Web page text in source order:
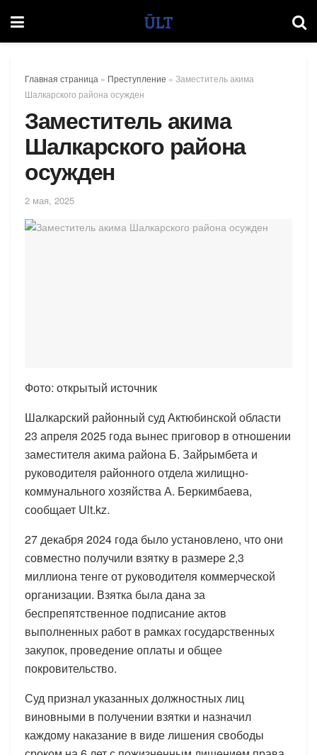
Главная страница » Преступление » Заместитель акима
Шалкарского района осужден
Заместитель акима
Шалкарского района
осужден
2 мая, 2025
Фото: открытый источник
Шалкарский районный суд Актюбинской области
23 апреля 2025 года вынес приговор в отношении
заместителя акима района Б. Зайрымбета и
руководителя районного отдела жилищно-
коммунального хозяйства А. Беркимбаева,
сообщает Ult.kz.
27 декабря 2024 года было установлено, что они
совместно получили взятку в размере 2,3
миллиона тенге от руководителя коммерческой
организации. Взятка была дана за
беспрепятственное подписание актов
выполненных работ в рамках государственных
закупок, проведение оплаты и общее
покровительство.
Суд признал указанных должностных лиц
виновными в получении взятки и назначил
каждому наказание в виде лишения свободы